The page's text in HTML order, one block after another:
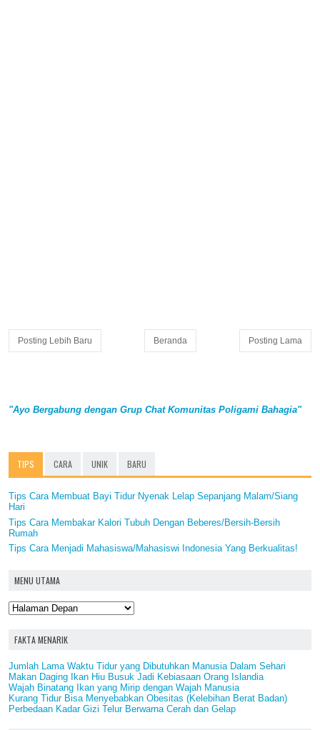
Posting Lebih Baru Posting Lama
Beranda
"Ayo Bergabung dengan Grup Chat Komunitas Poligami Bahagia"
TIPS CARA UNIK BARU
Tips Cara Membuat Bayi Tidur Nyenak Lelap Sepanjang Malam/Siang
Hari
Tips Cara Membakar Kalori Tubuh Dengan Beberes/Bersih-Bersih
Rumah
Tips Cara Menjadi Mahasiswa/Mahasiswi Indonesia Yang Berkualitas!
MENU UTAMA
FAKTA MENARIK
Jumlah Lama Waktu Tidur yang Dibutuhkan Manusia Dalam Sehari
Makan Daging Ikan Hiu Busuk Jadi Kebiasaan Orang Islandia
Wajah Binatang Ikan yang Mirip dengan Wajah Manusia
Kurang Tidur Bisa Menyebabkan Obesitas (Kelebihan Berat Badan)
Perbedaan Kadar Gizi Telur Berwarna Cerah dan Gelap